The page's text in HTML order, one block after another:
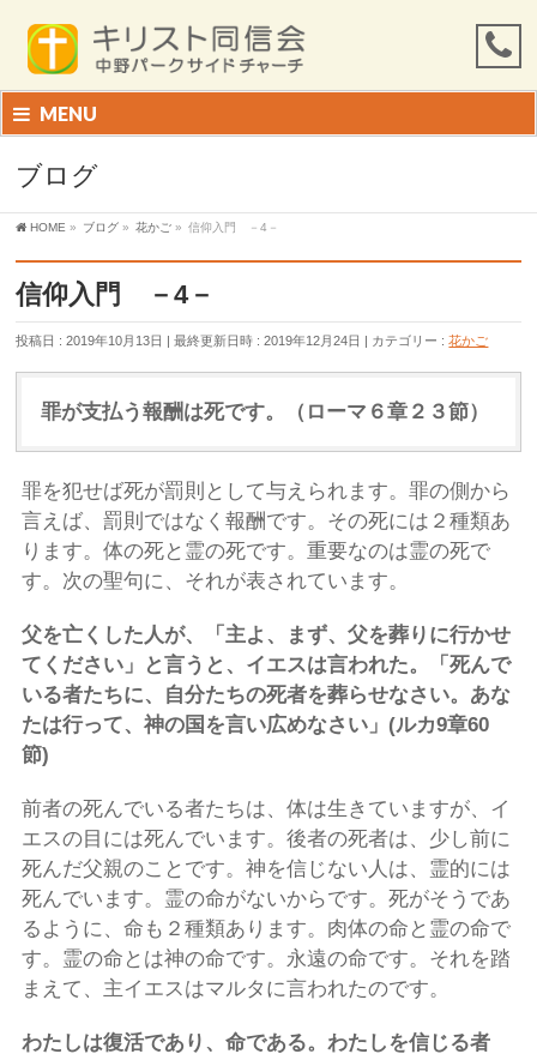
MENU
ブログ
HOME » ブログ » 花かご » 信仰入門 －4－
信仰入門 －4－
投稿日 : 2019年10月13日 最終更新日時 : 2019年12月24日 カテゴリー :花かご
罪が支払う報酬は死です。（ローマ６章２３節）
罪を犯せば死が罰則として与えられます。罪の側から
言えば、罰則ではなく報酬です。その死には２種類あ
ります。体の死と霊の死です。重要なのは霊の死で
す。次の聖句に、それが表されています。
父を亡くした人が、「主よ、まず、父を葬りに行かせ
てください」と言うと、イエスは言われた。「死んで
いる者たちに、自分たちの死者を葬らせなさい。あな
たは行って、神の国を言い広めなさい」(ルカ9章60
節)
前者の死んでいる者たちは、体は生きていますが、イ
エスの目には死んでいます。後者の死者は、少し前に
死んだ父親のことです。神を信じない人は、霊的には
死んでいます。霊の命がないからです。死がそうであ
るように、命も２種類あります。肉体の命と霊の命で
す。霊の命とは神の命です。永遠の命です。それを踏
まえて、主イエスはマルタに言われたのです。
わたしは復活であり、命である。わたしを信じる者